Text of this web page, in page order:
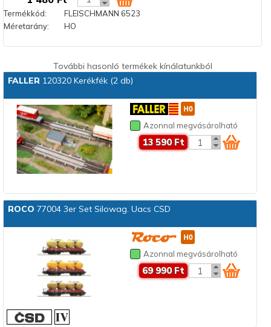
Termékkód:
FLEISCHMANN 6523
Méretarány:
HO
További hasonló termékek kínálatunkból
FALLER120320 Kerékfék (2 db)
Azonnal megvásárolható
13 590 Ft
ROCO 77004 3er Set Silowag. Uacs CSD
Azonnal megvásárolható
69 990 Ft